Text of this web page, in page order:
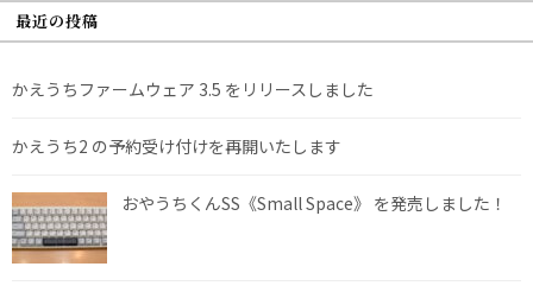
最近の投稿
かえうちファームウェア 3.5 をリリースしました
かえうち2 の予約受け付けを再開いたします
おやうちくんSS《Small Space》 を発売しました！